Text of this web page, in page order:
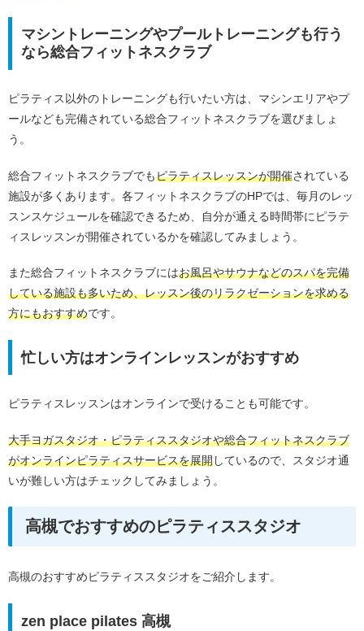
マシントレーニングやプールトレーニングも行う
なら総合フィットネスクラブ
ピラティス以外のトレーニングも行いたい方は、マシンエリアやプ
ールなども完備されている総合フィットネスクラブを選びましょ
う。
総合フィットネスクラブでもピラティスレッスンが開催されている
施設が多くあります。各フィットネスクラブのHPでは、毎月のレッ
スンスケジュールを確認できるため、自分が通える時間帯にピラテ
ィスレッスンが開催されているかを確認してみましょう。
また総合フィットネスクラブにはお風呂やサウナなどのスパを完備
している施設も多いため、レッスン後のリラクゼーションを求める
方にもおすすめです。
忙しい方はオンラインレッスンがおすすめ
ピラティスレッスンはオンラインで受けることも可能です。
大手ヨガスタジオ・ピラティススタジオや総合フィットネスクラブ
がオンラインピラティスサービスを展開しているので、スタジオ通
いが難しい方はチェックしてみましょう。
高槻でおすすめのピラティススタジオ
高槻のおすすめピラティススタジオをご紹介します。
zen place pilates 高槻